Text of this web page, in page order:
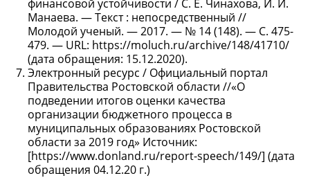
финансовой устойчивости / С. Е. Чинахова, И. И.
Манаева. — Текст : непосредственный //
Молодой ученый. — 2017. — № 14 (148). — С. 475-
479. — URL: https://moluch.ru/archive/148/41710/
(дата обращения: 15.12.2020).
Электронный ресурс / Официальный портал
Правительства Ростовской области //«О
подведении итогов оценки качества
организации бюджетного процесса в
муниципальных образованиях Ростовской
области за 2019 год» Источник:
[https://www.donland.ru/report-speech/149/] (дата
обращения 04.12.20 г.)